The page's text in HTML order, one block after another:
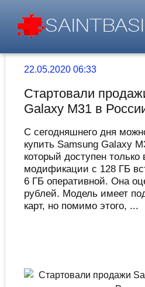
22.05.2020 06:33
Стартовали
Galaxy M31 в
С сегодняшнего дня
купить Samsung Galaxy
который доступен только
модификации с 128 ГБ
6 ГБ оперативной. Она
рублей. Модель имеет
карт, но помимо этого, ...